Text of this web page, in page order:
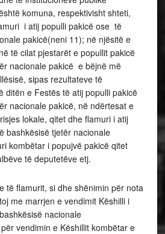
komuna, respektivisht shteti,
i atij populli pakicë ose të
pakicë(neni 11); në njësitë e
të cilat pjestarët e popullit pakicë
nacionale pakicë e bëjnë më
sipas rezultateve të
ditën e Festës të atij populli pakicë
nacionale pakicë, në ndërtesat e
lokale, qitet dhe flamuri i atij
bashkësisë tjetër nacionale
kombëtar i popujvë pakicë qitet
të deputetëve etj.
të flamurit, si dhe shënimin për nota
me marrjen e vendimit Këshilli i
nacionale
vendimin e Këshillit kombëtar e